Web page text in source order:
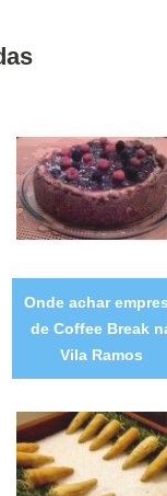
Onde achar
de Coffee Break
Vila Ramos